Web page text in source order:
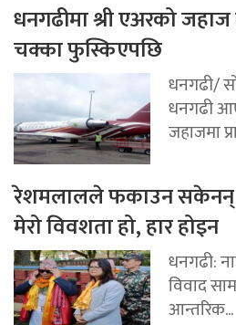
धनगढीमा श्री एअरको
चक्का फुस्किएपछि
धनगढी/
धनगढी
जहाजमा
रेशमलालले फकाउन सकेनन्
मेरो विवशता हो, हार होइन
धनगढी:
विवाद
आन्तरिक...